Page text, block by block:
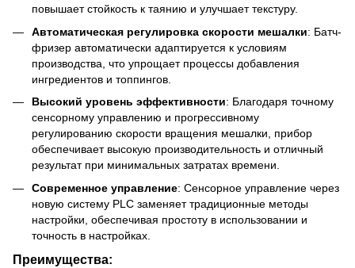
повышает стойкость к таянию и улучшает текстуру.
Автоматическая регулировка скорости мешалки: Батч-
фризер автоматически адаптируется к условиям
производства, что упрощает процессы добавления
ингредиентов и топпингов.
Высокий уровень эффективности: Благодаря точному
сенсорному управлению и прогрессивному
регулированию скорости вращения мешалки, прибор
обеспечивает высокую производительность и отличный
результат при минимальных затратах времени.
Современное управление: Сенсорное управление через
новую систему PLC заменяет традиционные методы
настройки, обеспечивая простоту в использовании и
точность в настройках.
Преимущества: